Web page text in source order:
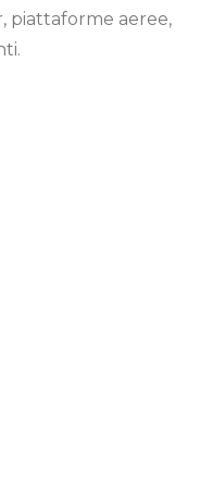
piattaforme aeree,